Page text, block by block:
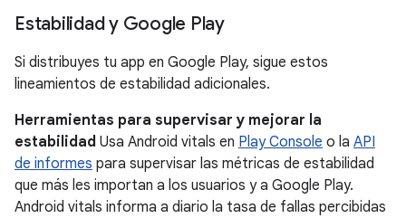
Estabilidad y Google Play
Si distribuyes tu app en Google Play, sigue estos
lineamientos de estabilidad adicionales.
Herramientas para supervisar y mejorar la
estabilidad Usa Android vitals en Play Console o la API
de informes para supervisar las métricas de estabilidad
que más les importan a los usuarios y a Google Play.
Android vitals informa a diario la tasa de fallas percibidas